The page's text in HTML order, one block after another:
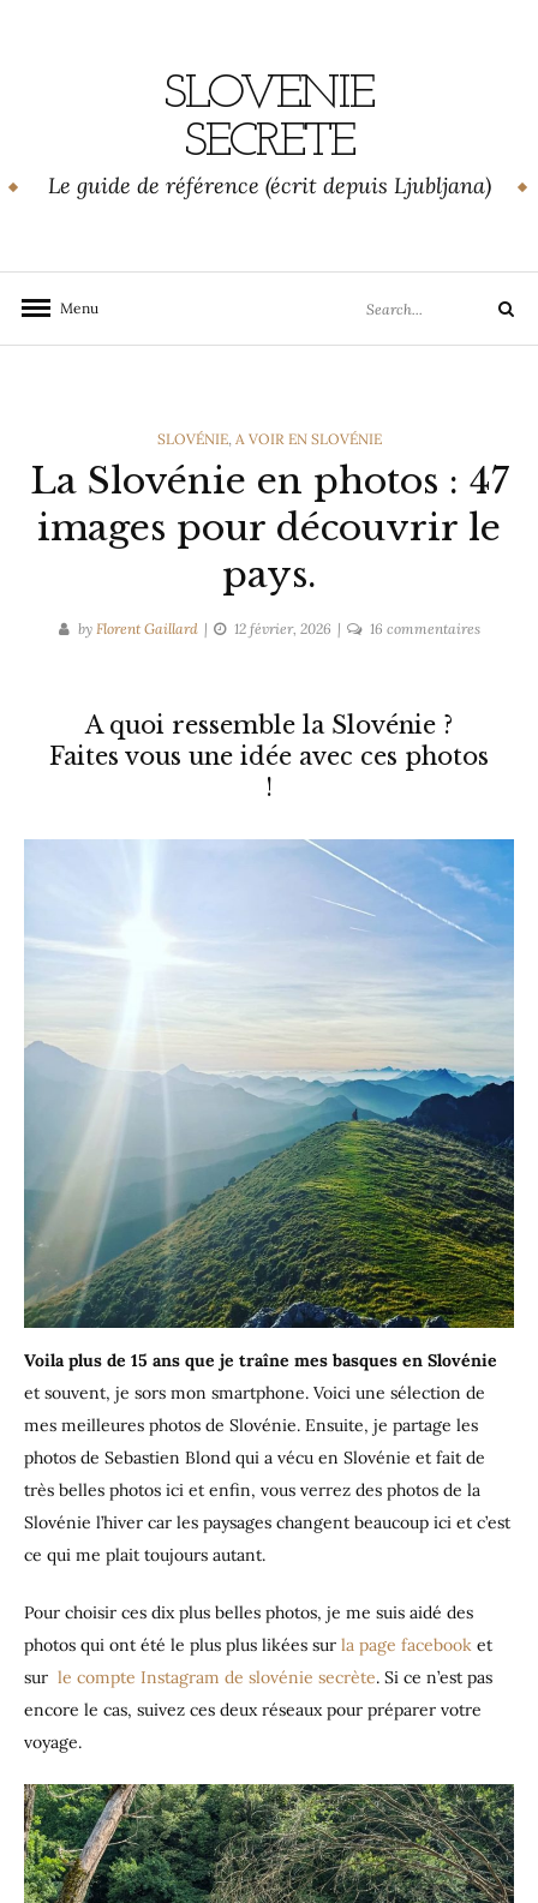
SLOVENIE
SECRETE
Le guide de référence (écrit depuis Ljubljana)
Menu
for:
Search
CATEGORIES
SLOVÉNIE, A VOIR EN SLOVÉNIE
La Slovénie en photos : 47
images pour découvrir le
pays.
by Florent Gaillard 12 février, 2026 16 commentairessur
:
pour
le
A quoi ressemble la Slovénie ?
Faites vous une idée avec ces photos
!
Voila plus de 15 ans que je traîne mes basques en Slovénie
et souvent, je sors mon smartphone. Voici une sélection de
mes meilleures photos de Slovénie. Ensuite, je partage les
photos de Sebastien Blond qui a vécu en Slovénie et fait de
très belles photos ici et enfin, vous verrez des photos de la
Slovénie l’hiver car les paysages changent beaucoup ici et c’est
ce qui me plait toujours autant.
Pour choisir ces dix plus belles photos, je me suis aidé des
photos qui ont été le plus plus likées sur la page facebook et
sur le compte Instagram de slovénie secrète. Si ce n’est pas
encore le cas, suivez ces deux réseaux pour préparer votre
voyage.